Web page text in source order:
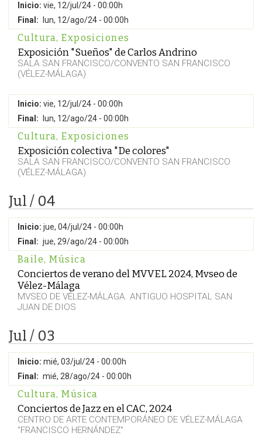
Inicio: vie, 12/jul/24 - 00:00h
Final:
lun, 12/ago/24 - 00:00h
Cultura, Exposiciones
Exposición "Sueños" de Carlos Andrino
SALA SAN FRANCISCO/CONVENTO SAN FRANCISCO
(VÉLEZ-MÁLAGA)
Inicio: vie, 12/jul/24 - 00:00h
Final:
lun, 12/ago/24 - 00:00h
Cultura, Exposiciones
Exposición colectiva "De colores"
SALA SAN FRANCISCO/CONVENTO SAN FRANCISCO
(VÉLEZ-MÁLAGA)
Jul / 04
Inicio: jue, 04/jul/24 - 00:00h
Final: jue, 29/ago/24 - 00:00h
Baile, Música
Conciertos de verano del MVVEL 2024, Mvseo de
Vélez-Málaga
MVSEO DE VÉLEZ-MÁLAGA. ANTIGUO HOSPITAL SAN
JUAN DE DIOS
Jul / 03
Inicio: mié, 03/jul/24 - 00:00h
Final: mié, 28/ago/24 - 00:00h
Cultura, Música
Conciertos de Jazz en el CAC, 2024
CENTRO DE ARTE CONTEMPORÁNEO DE VÉLEZ-MÁLAGA
"FRANCISCO HERNÁNDEZ"